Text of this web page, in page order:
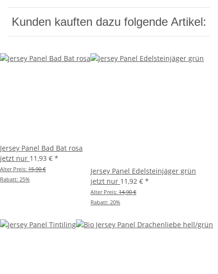
Kunden kauften dazu folgende Artikel:
Jersey Panel Bad Bat rosa
jetzt nur 11,93 € *
Alter Preis: 15,90 €
Rabatt: 25%
Jersey Panel Edelsteinjäger grün
jetzt nur 11,92 € *
Alter Preis: 14,90 €
Rabatt: 20%